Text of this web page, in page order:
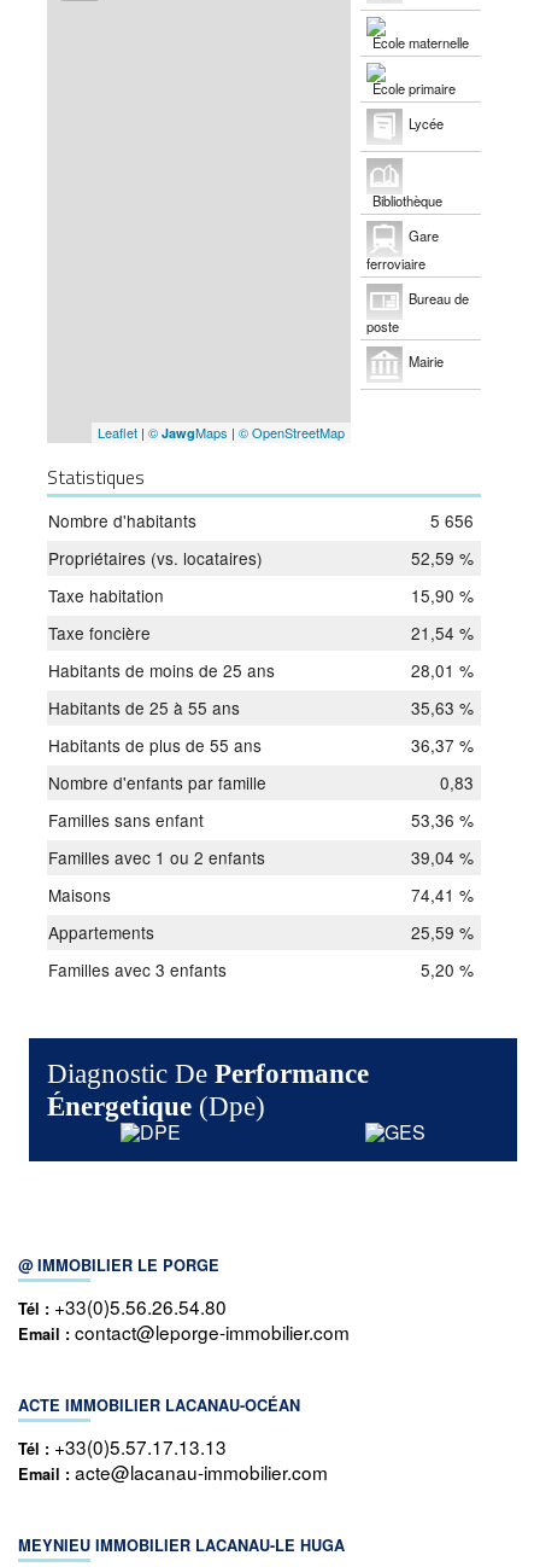
Leaflet| © JawgMaps | © OpenStreetMap
École maternelle
École primaire
Lycée
Bibliothèque
Gare
ferroviaire
Bureau de
poste
Mairie
Statistiques
Nombre d'habitants
5 656
Propriétaires (vs. locataires)
52,59 %
Taxe habitation
15,90 %
Taxe foncière
21,54 %
Habitants de moins de 25 ans
28,01 %
Habitants de 25 à 55 ans
35,63 %
Habitants de plus de 55 ans
36,37 %
Nombre d'enfants par famille
0,83
Familles sans enfant
53,36 %
Familles avec 1 ou 2 enfants
39,04 %
Maisons
74,41 %
Appartements
25,59 %
Familles avec 3 enfants
5,20 %
Diagnostic De Performance
Énergetique (dpe)
@ IMMOBILIER LE PORGE
Tél : +33(0)5.56.26.54.80
Email : contact@leporge-immobilier.com
ACTE IMMOBILIER LACANAU-OCÉAN
Tél : +33(0)5.57.17.13.13
Email : acte@lacanau-immobilier.com
MEYNIEU IMMOBILIER LACANAU-LE HUGA